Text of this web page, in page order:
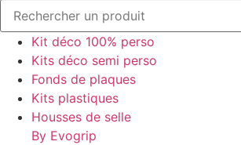
Kit déco 100% perso
Kits déco semi perso
Fonds de plaques
Kits plastiques
Housses de selle
By Evogrip